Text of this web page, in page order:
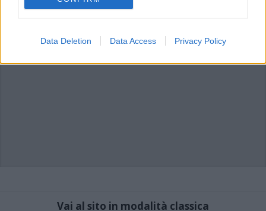
Data Deletion Data Access Privacy Policy
Vai al sito in modalità classica